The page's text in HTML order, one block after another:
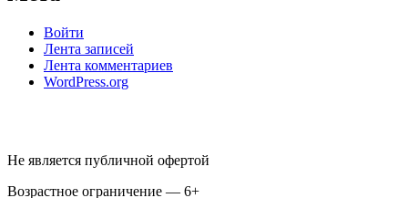
Войти
Лента записей
Лента комментариев
WordPress.org
Не является публичной офертой
Возрастное ограничение — 6+